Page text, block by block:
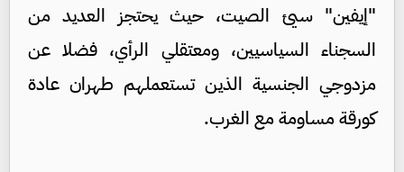
"إيفين" سيئ الصيت، حيث يحتجز العديد من
السجناء السياسيين، ومعتقلي الرأي، فضلا عن
مزدوجي الجنسية الذين تستعملهم طهران عادة
كورقة مساومة مع الغرب.